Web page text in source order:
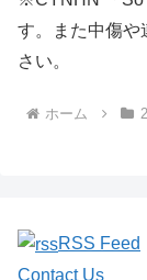
す。また中傷や
さい。
ホーム
RSS Feed
Contact Us